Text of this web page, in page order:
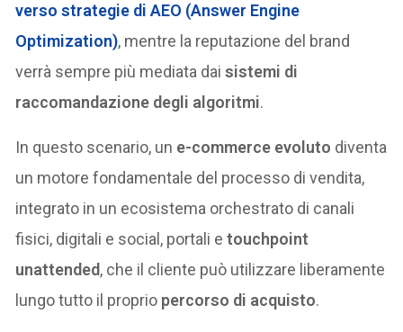
verso strategie diAEO (Answer Engine
Optimization), mentre la reputazione del brand
verrà sempre più mediata daisistemi di
raccomandazione degli algoritmi.
In questo scenario, un e-commerce evoluto diventa
un motore fondamentale del processo di vendita,
integrato in un ecosistema orchestrato di canali
fisici, digitali e social, portali etouchpoint
unattended, che il cliente può utilizzare liberamente
lungo tutto il proprio percorso di acquisto.